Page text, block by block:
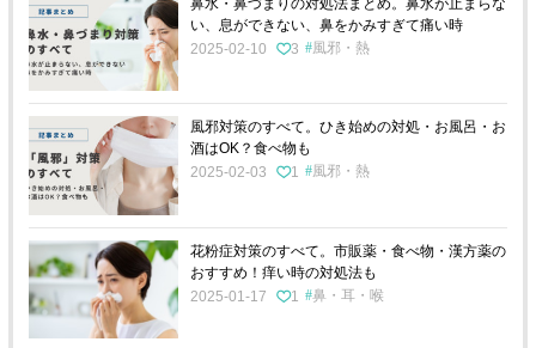
鼻水・鼻づまりの対処法まとめ。鼻水が止まらな
い、息ができない、鼻をかみすぎて痛い時
2025-02-10
3 風邪・熱
風邪対策のすべて。ひき始めの対処・お風呂・お
酒はOK？食べ物も
2025-02-03
1 風邪・熱
花粉症対策のすべて。市販薬・食べ物・漢方薬の
おすすめ！痒い時の対処法も
2025-01-17
1 鼻・耳・喉